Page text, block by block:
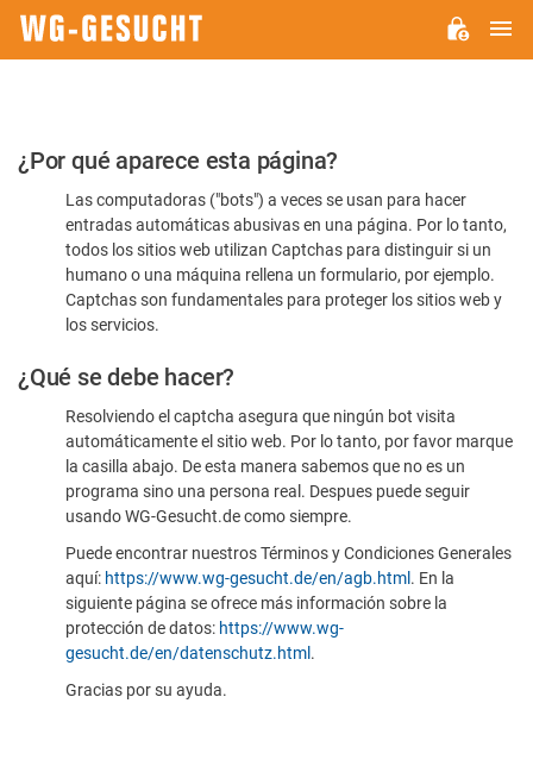
Por
favor,
confirme
humano
¿Por qué aparece esta página?
Las computadoras ("bots") a veces se usan para hacer
entradas automáticas abusivas en una página. Por lo tanto,
todos los sitios web utilizan Captchas para distinguir si un
humano o una máquina rellena un formulario, por ejemplo.
Captchas son fundamentales para proteger los sitios web y
los servicios.
¿Qué se debe hacer?
Resolviendo el captcha asegura que ningún bot visita
automáticamente el sitio web. Por lo tanto, por favor marque
la casilla abajo. De esta manera sabemos que no es un
programa sino una persona real. Despues puede seguir
usando WG-Gesucht.de como siempre.
Puede encontrar nuestros Términos y Condiciones Generales
aquí: https://www.wg-gesucht.de/en/agb.html . En la
siguiente página se ofrece más información sobre la
protección de datos: https://www.wg-
gesucht.de/en/datenschutz.html .
Gracias por su ayuda.